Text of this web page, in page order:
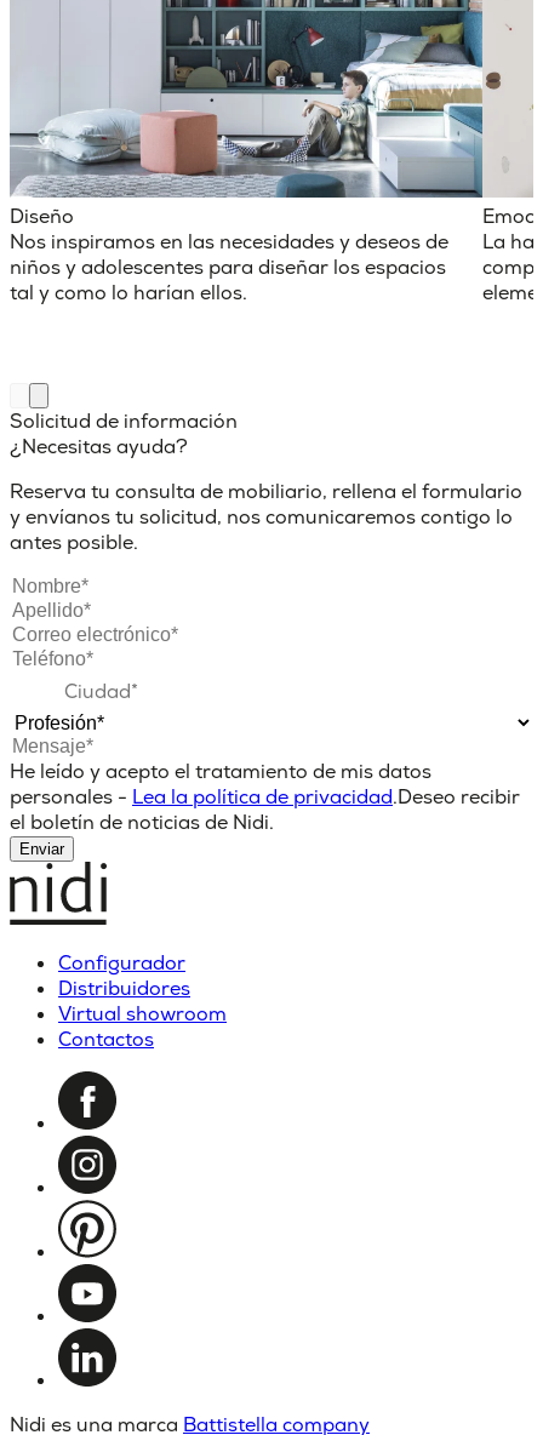
Diseño
Nos inspiramos en las necesidades y deseos de
niños y adolescentes para diseñar los espacios
tal y como lo harían ellos.
La
Solicitud de información
¿Necesitas ayuda?
Reserva tu consulta de mobiliario, rellena el formulario
y envíanos tu solicitud, nos comunicaremos contigo lo
antes posible.
He leído y acepto el tratamiento de mis datos
personales - Lea la política de privacidad.Deseo recibir
el boletín de noticias de Nidi.
Enviar
Configurador
Distribuidores
Virtual showroom
Contactos
Nidi es una marca Battistella company